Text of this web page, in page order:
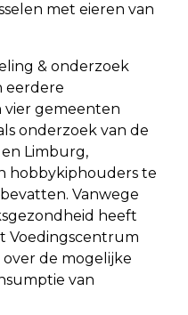
met eieren van
& onderzoek
eerdere
vier gemeenten
onderzoek van de
en Limburg,
hobbykiphouders te
Vanwege
heeft
Voedingscentrum
de mogelijke
van